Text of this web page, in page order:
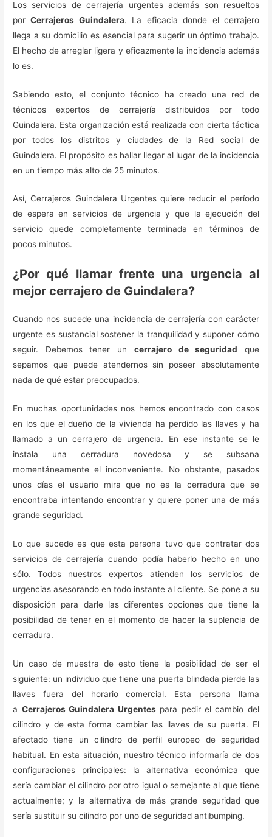
Los servicios de cerrajería urgentes además son resueltos
porCerrajeros Guindalera. La eficacia donde el cerrajero
llega a su domicilio es esencial para sugerir un óptimo trabajo.
El hecho de arreglar ligera y eficazmente la incidencia además
lo es.
Sabiendo esto, el conjunto técnico ha creado una red de
técnicos expertos de cerrajería distribuidos por todo
Guindalera. Esta organización está realizada con cierta táctica
por todos los distritos y ciudades de la Red social de
Guindalera. El propósito es hallar llegar al lugar de la incidencia
en un tiempo más alto de 25 minutos.
Así, Cerrajeros Guindalera Urgentes quiere reducir el período
de espera en servicios de urgencia y que la ejecución del
servicio quede completamente terminada en términos de
pocos minutos.
¿Por qué llamar frente una urgencia al
mejor cerrajero de Guindalera?
Cuando nos sucede una incidencia de cerrajería con carácter
urgente es sustancial sostener la tranquilidad y suponer cómo
seguir. Debemos tener un cerrajero de seguridad que
sepamos que puede atendernos sin poseer absolutamente
nada de qué estar preocupados.
En muchas oportunidades nos hemos encontrado con casos
en los que el dueño de la vivienda ha perdido las llaves y ha
llamado a un cerrajero de urgencia. En ese instante se le
instala una cerradura novedosa y se subsana
momentáneamente el inconveniente. No obstante, pasados
unos días el usuario mira que no es la cerradura que se
encontraba intentando encontrar y quiere poner una de más
grande seguridad.
Lo que sucede es que esta persona tuvo que contratar dos
servicios de cerrajería cuando podía haberlo hecho en uno
sólo. Todos nuestros expertos atienden los servicios de
urgencias asesorando en todo instante al cliente. Se pone a su
disposición para darle las diferentes opciones que tiene la
posibilidad de tener en el momento de hacer la suplencia de
cerradura.
Un caso de muestra de esto tiene la posibilidad de ser el
siguiente: un individuo que tiene una puerta blindada pierde las
llaves fuera del horario comercial. Esta persona llama
a Cerrajeros Guindalera Urgentespara pedir el cambio del
cilindro y de esta forma cambiar las llaves de su puerta. El
afectado tiene un cilindro de perfil europeo de seguridad
habitual. En esta situación, nuestro técnico informaría de dos
configuraciones principales: la alternativa económica que
sería cambiar el cilindro por otro igual o semejante al que tiene
actualmente; y la alternativa de más grande seguridad que
sería sustituir su cilindro por uno de seguridad antibumping.